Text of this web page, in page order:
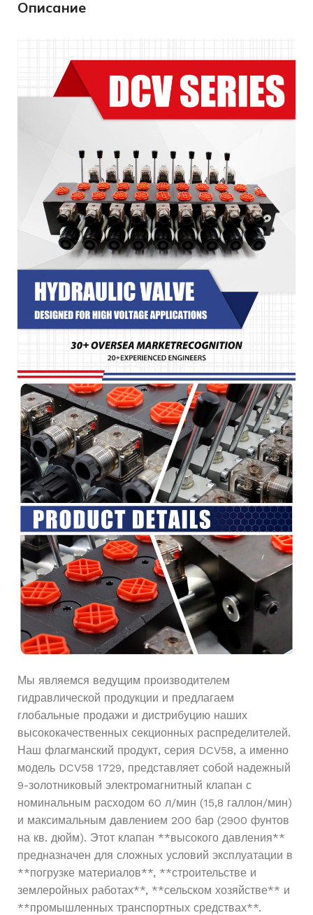
Описание
Мы являемся ведущим производителем
гидравлической продукции и предлагаем
глобальные продажи и дистрибуцию наших
высококачественных секционных распределителей.
Наш флагманский продукт, серия DCV58, а именно
модель DCV58 1729, представляет собой надежный
9-золотниковый электромагнитный клапан с
номинальным расходом 60 л/мин (15,8 галлон/мин)
и максимальным давлением 200 бар (2900 фунтов
на кв. дюйм). Этот клапан **высокого давления**
предназначен для сложных условий эксплуатации в
**погрузке материалов**, **строительстве и
землеройных работах**, **сельском хозяйстве** и
**промышленных транспортных средствах**.